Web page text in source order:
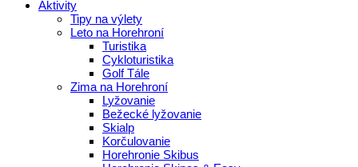
Aktivity
Tipy na výlety
Leto na Horehroní
Turistika
Cykloturistika
Golf Tále
Zima na Horehroní
Lyžovanie
Bežecké lyžovanie
Skialp
Korčulovanie
Horehronie Skibus